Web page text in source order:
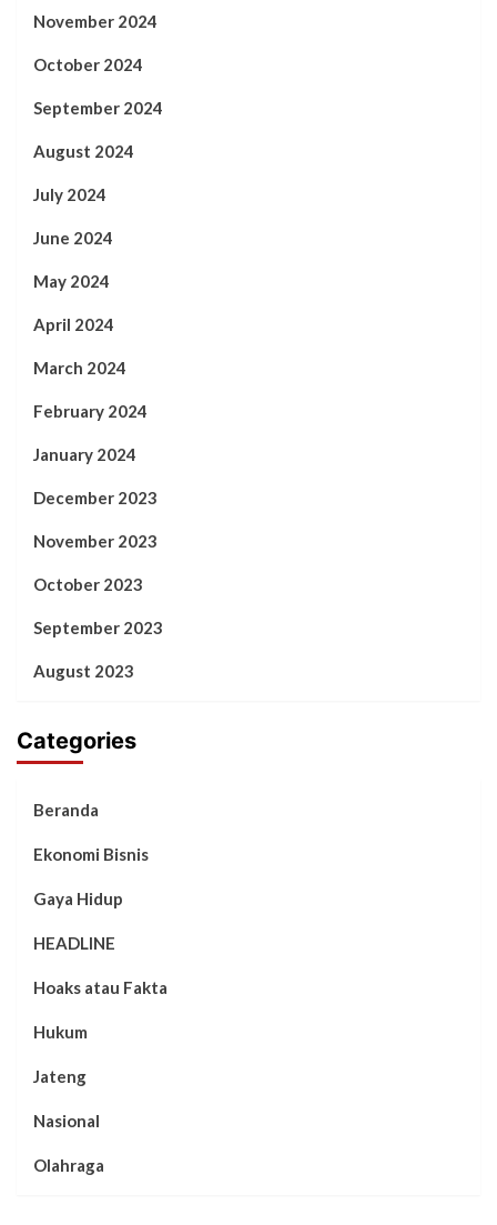
November 2024
October 2024
September 2024
August 2024
July 2024
June 2024
May 2024
April 2024
March 2024
February 2024
January 2024
December 2023
November 2023
October 2023
September 2023
August 2023
Categories
Beranda
Ekonomi Bisnis
Gaya Hidup
HEADLINE
Hoaks atau Fakta
Hukum
Jateng
Nasional
Olahraga